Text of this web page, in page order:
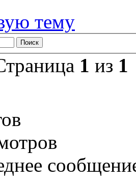
тему
1 из 1